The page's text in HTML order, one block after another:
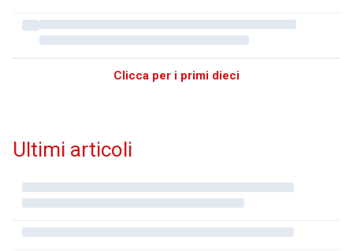
Clicca per i primi dieci
Ultimi articoli